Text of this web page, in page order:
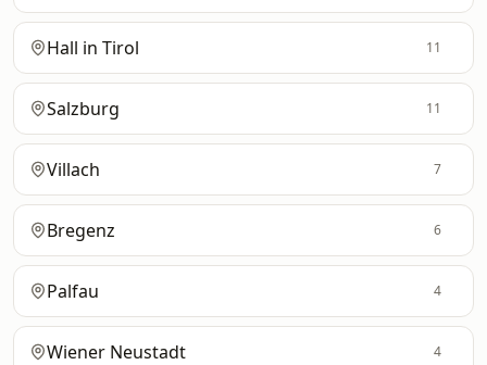
Hall in Tirol 11
Salzburg 11
Villach 7
Bregenz 6
Palfau 4
Wiener Neustadt 4